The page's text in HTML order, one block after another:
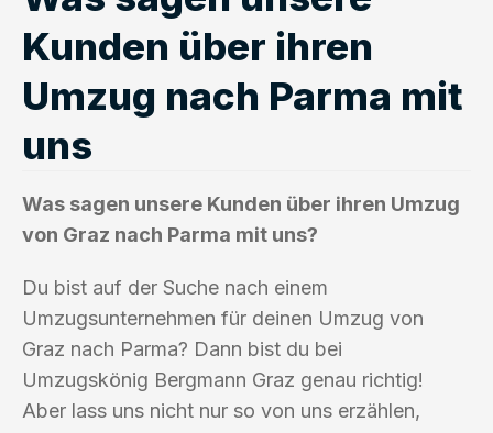
Kunden über ihren
Umzug nach Parma mit
uns
Was sagen unsere Kunden über ihren Umzug
von Graz nach Parma mit uns?
Du bist auf der Suche nach einem
Umzugsunternehmen für deinen Umzug von
Graz nach Parma? Dann bist du bei
Umzugskönig Bergmann Graz genau richtig!
Aber lass uns nicht nur so von uns erzählen,